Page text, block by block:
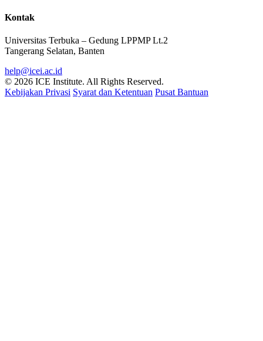
Kontak
Universitas Terbuka – Gedung LPPMP Lt.2
Tangerang Selatan, Banten
help@icei.ac.id
© 2026 ICE Institute. All Rights Reserved.
Kebijakan Privasi Syarat dan Ketentuan Pusat Bantuan